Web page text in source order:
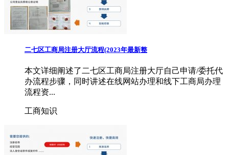
二七区工商局注册大厅流程(2023年最新整
本文详细阐述了二七区工商局注册大厅自己申请/委托代
办流程步骤，同时讲述在线网站办理和线下工商局办理
流程资...
工商知识